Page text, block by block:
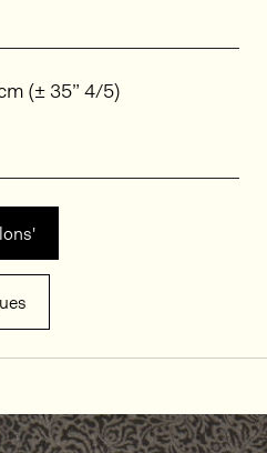
(± 35” 4/5)